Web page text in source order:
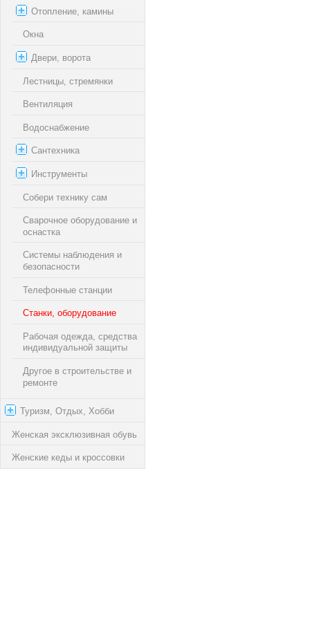
Отопление, камины
Окна
Двери, ворота
Лестницы, стремянки
Вентиляция
Водоснабжение
Сантехника
Инструменты
Собери технику сам
Сварочное оборудование и
оснастка
Системы наблюдения и
безопасности
Телефонные станции
Станки, оборудование
Рабочая одежда, средства
индивидуальной защиты
Другое в cтроительстве и
ремонте
Туризм, Отдых, Хобби
Женская эксклюзивная обувь
Женские кеды и кроссовки